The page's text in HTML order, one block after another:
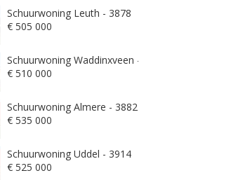
Schuurwoning Leuth - 3878
€ 505 000
Schuurwoning Waddinxveen - 3845
€ 510 000
Schuurwoning Almere - 3882
€ 535 000
Schuurwoning Uddel - 3914
€ 525 000